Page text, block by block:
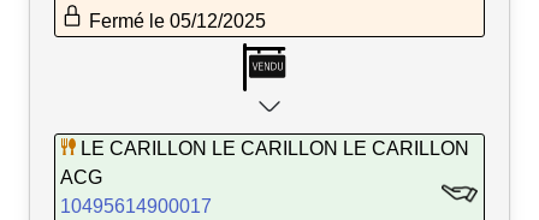
Fermé le 05/12/2025
LE CARILLON LE CARILLON LE CARILLON
ACG
10495614900017